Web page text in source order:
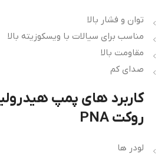
توان و فشار بالا
مناسب برای سیالات با ویسکوزیته بالا
مقاومت بالا
صدای کم
کاربرد های پمپ
روکت PNA
لودر ها